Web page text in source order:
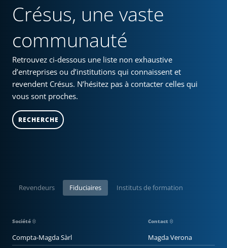
Crésus, une vaste
communauté
Retrouvez ci-dessous une liste non exhaustive
d’entreprises ou d’institutions qui connaissent et
revendent Crésus. N’hésitez pas à contacter celles qui
vous sont proches.
RECHERCHE
Revendeurs Fiduciaires
Société Contact
Compta-Magda Sàrl
Magda Verona
Instituts de formation